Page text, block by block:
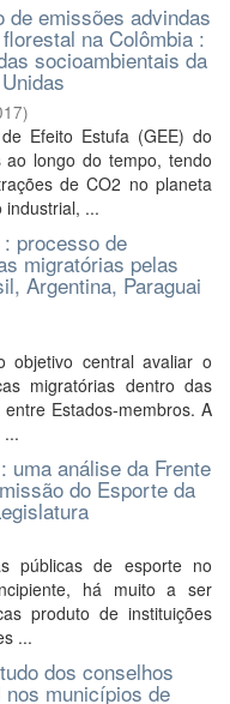
de emissões advindas
na Colômbia :
socioambientais da
)
Efeito Estufa (GEE) do
ao longo do tempo, tendo
de CO2 no planeta
industrial, ...
processo de
migratórias pelas
Argentina, Paraguai
objetivo central avaliar o
migratórias dentro das
Estados-membros. A
análise da Frente
do Esporte da
públicas de esporte no
há muito a ser
produto de instituições
...
dos conselhos
municípios de